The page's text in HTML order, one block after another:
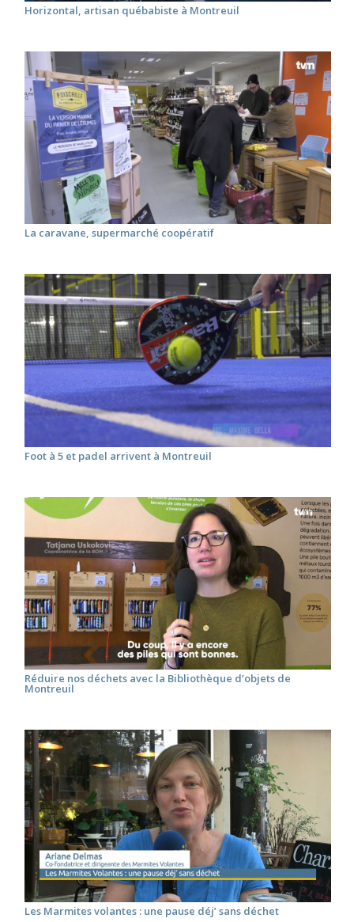
Horizontal, artisan québabiste à Montreuil
La caravane, supermarché coopératif
Foot à 5 et padel arrivent à Montreuil
Réduire nos déchets avec la Bibliothèque d’objets de
Montreuil
Les Marmites volantes : une pause déj’ sans déchet